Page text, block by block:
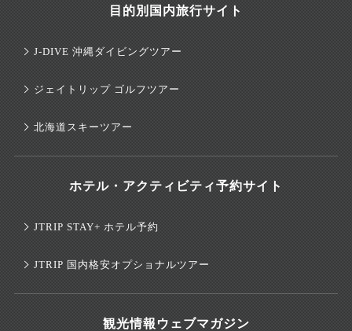
目的別国内旅行サイト
J-DIVE 沖縄ダイビングツアー
ジェイトリップ ゴルフツアー
北海道スキーツアー
ホテル・アクティビティ予約サイト
JTRIP STAY+ ホテル予約
JTRIP 国内格安オプショナルツアー
観光情報ウェブマガジン